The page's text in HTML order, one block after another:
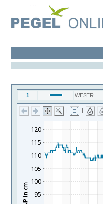
1 WESER
| |